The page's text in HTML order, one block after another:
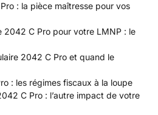
: la pièce maîtresse pour vos
2042 C Pro pour votre LMNP : le
2042 C Pro et quand le
: les régimes fiscaux à la loupe
C Pro : l’autre impact de votre